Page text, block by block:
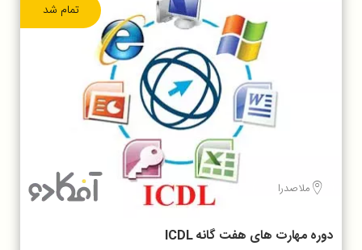
تمام شد
ملاصدرا
دوره مهارت های هفت گانه ICDL